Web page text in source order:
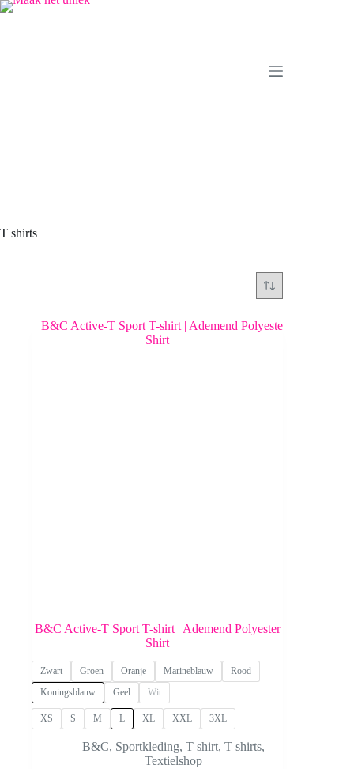
Ga
T shirts
B&C Active-T Sport T-shirt | Ademend Polyester
Shirt
Zwart Groen Oranje Marineblauw
Rood
Koningsblauw
Geel Wit
XS S M L XL XXL 3XL
B&C, Sportkleding, T shirt, T shirts,
Textielshop